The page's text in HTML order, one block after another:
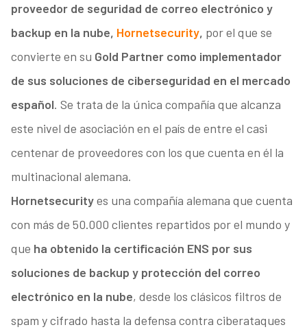
proveedor de seguridad de correo electrónico y
backup en la nube, Hornetsecurity, por el que se
convierte en su Gold Partner como implementador
de sus soluciones de ciberseguridad en el mercado
español. Se trata de la única compañía que alcanza
este nivel de asociación en el país de entre el casi
centenar de proveedores con los que cuenta en él la
multinacional alemana.
Hornetsecurityes una compañía alemana que cuenta
con más de 50.000 clientes repartidos por el mundo y
que ha obtenido la certificación ENS por sus
soluciones de backup y protección del correo
electrónico en la nube, desde los clásicos filtros de
spam y cifrado hasta la defensa contra ciberataques